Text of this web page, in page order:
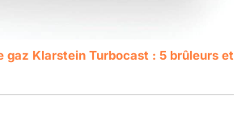
gaz Klarstein Turbocast : 5 brûleurs et